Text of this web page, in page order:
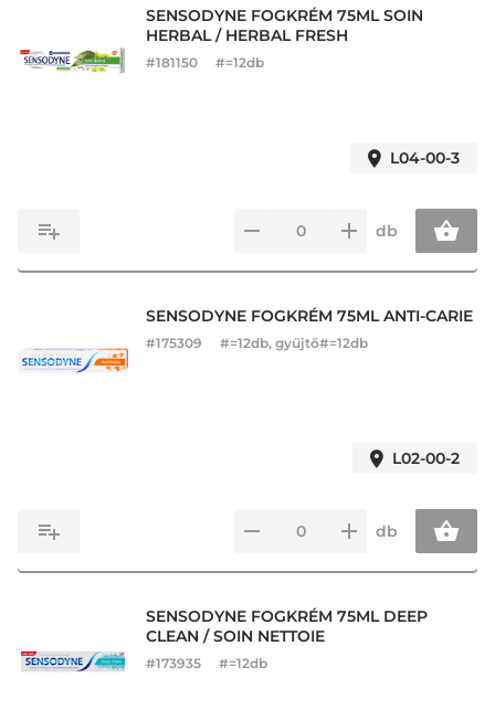
SENSODYNE FOGKRÉM 75ML SOIN
HERBAL / HERBAL FRESH
#181150 #=12db
L04-00-3
db
SENSODYNE FOGKRÉM 75ML ANTI-CARIE
#175309 #=12db, gyűjtő#=12db
L02-00-2
db
SENSODYNE FOGKRÉM 75ML DEEP
CLEAN / SOIN NETTOIE
#173935 #=12db